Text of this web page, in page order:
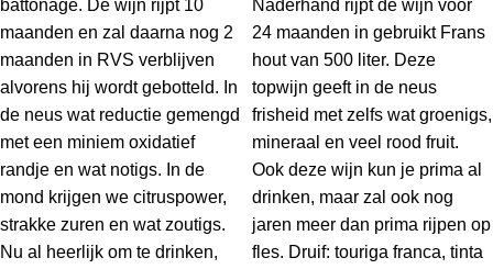
battonage. De wijn rijpt 10
maanden en zal daarna nog 2
maanden in RVS verblijven
alvorens hij wordt gebotteld. In
de neus wat reductie gemengd
met een miniem oxidatief
randje en wat notigs. In de
mond krijgen we citruspower,
strakke zuren en wat zoutigs.
Nu al heerlijk om te drinken,
Naderhand rijpt de wijn voor
24 maanden in gebruikt Frans
hout van 500 liter. Deze
topwijn geeft in de neus
frisheid met zelfs wat groenigs,
mineraal en veel rood fruit.
Ook deze wijn kun je prima al
drinken, maar zal ook nog
jaren meer dan prima rijpen op
fles. Druif: touriga franca, tinta